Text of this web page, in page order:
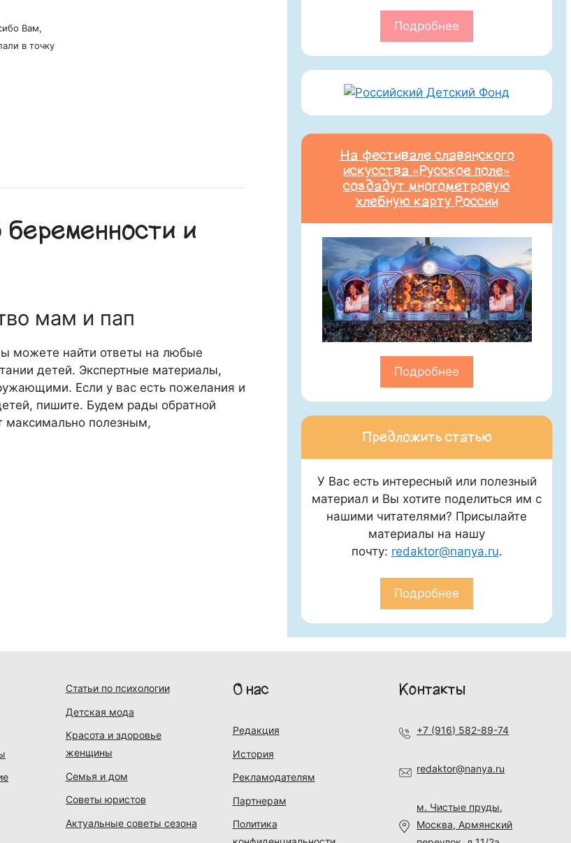
Вам,
в точку
и
мам и пап
можете найти ответы на любые
детей. Экспертные материалы,
Если у вас есть пожелания и
пишите. Будем рады обратной
максимально полезным,
Подробнее
На фестивале славянского
искусства «Русское поле»
создадут многометровую
хлебную карту России
Подробнее
Предложить статью
У Вас есть интересный или полезный
материал и Вы хотите поделиться им с
нашими читателями? Присылайте
материалы на нашу
почту: redaktor@nanya.ru.
Подробнее
Статьи по психологии
Детская мода
Красота и здоровье
женщины
Семья и дом
Советы юристов
Актуальные советы сезона
О нас
Редакция
История
Рекламодателям
Партнерам
Политика
Контакты
+7 (916) 582-89-74
redaktor@nanya.ru
м. Чистые пруды,
Москва, Армянский